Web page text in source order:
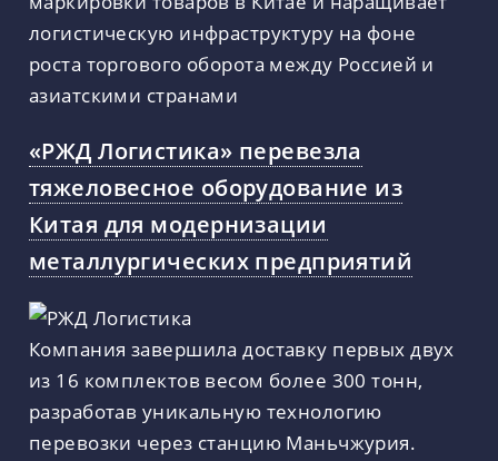
логистическую инфраструктуру на фоне
роста торгового оборота между Россией и
азиатскими странами
«РЖД Логистика» перевезла
тяжеловесное оборудование из
Китая для модернизации
металлургических предприятий
Компания завершила доставку первых двух
из 16 комплектов весом более 300 тонн,
разработав уникальную технологию
перевозки через станцию Маньчжурия.